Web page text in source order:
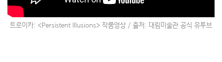
트로이카: <Persistent Illusions> 작품영상 / 출처: 대림미술관 공식 유투브